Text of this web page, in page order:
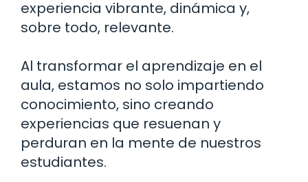
experiencia vibrante, dinámica y,
sobre todo, relevante.
Al transformar el aprendizaje en el
aula, estamos no solo impartiendo
conocimiento, sino creando
experiencias que resuenan y
perduran en la mente de nuestros
estudiantes.